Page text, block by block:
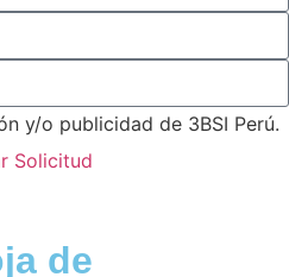
y/o publicidad de 3BSI Perú.
Solicitud
de